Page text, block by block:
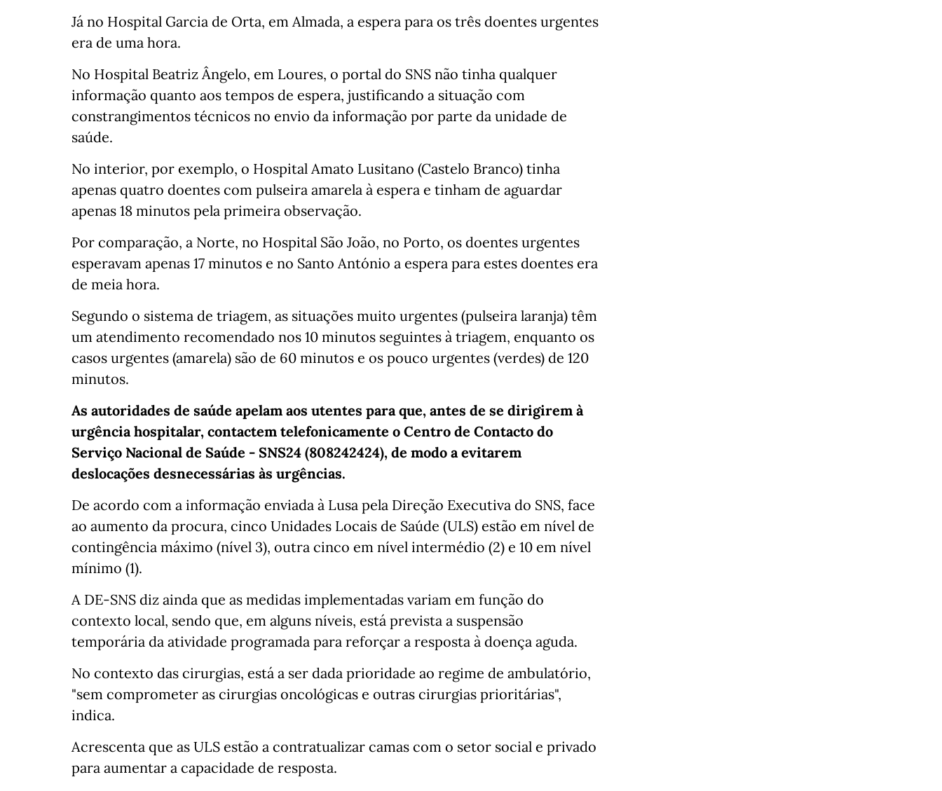
Já no Hospital Garcia de Orta, em Almada, a espera para os três doentes urgentes
era de uma hora.
No Hospital Beatriz Ângelo, em Loures, o portal do SNS não tinha qualquer
informação quanto aos tempos de espera, justificando a situação com
constrangimentos técnicos no envio da informação por parte da unidade de
saúde.
No interior, por exemplo, o Hospital Amato Lusitano (Castelo Branco) tinha
apenas quatro doentes com pulseira amarela à espera e tinham de aguardar
apenas 18 minutos pela primeira observação.
Por comparação, a Norte, no Hospital São João, no Porto, os doentes urgentes
esperavam apenas 17 minutos e no Santo António a espera para estes doentes era
de meia hora.
Segundo o sistema de triagem, as situações muito urgentes (pulseira laranja) têm
um atendimento recomendado nos 10 minutos seguintes à triagem, enquanto os
casos urgentes (amarela) são de 60 minutos e os pouco urgentes (verdes) de 120
minutos.
As autoridades de saúde apelam aos utentes para que, antes de se dirigirem à
urgência hospitalar, contactem telefonicamente o Centro de Contacto do
Serviço Nacional de Saúde - SNS24 (808242424), de modo a evitarem
deslocações desnecessárias às urgências.
De acordo com a informação enviada à Lusa pela Direção Executiva do SNS, face
ao aumento da procura, cinco Unidades Locais de Saúde (ULS) estão em nível de
contingência máximo (nível 3), outra cinco em nível intermédio (2) e 10 em nível
mínimo (1).
A DE-SNS diz ainda que as medidas implementadas variam em função do
contexto local, sendo que, em alguns níveis, está prevista a suspensão
temporária da atividade programada para reforçar a resposta à doença aguda.
No contexto das cirurgias, está a ser dada prioridade ao regime de ambulatório,
"sem comprometer as cirurgias oncológicas e outras cirurgias prioritárias",
indica.
Acrescenta que as ULS estão a contratualizar camas com o setor social e privado
para aumentar a capacidade de resposta.